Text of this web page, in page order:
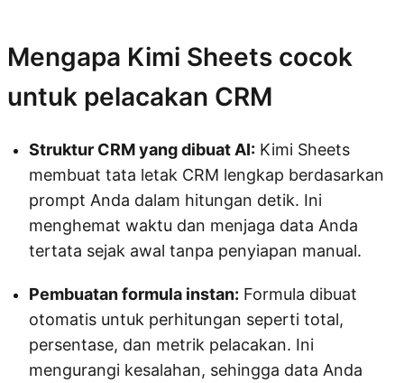
Mengapa Kimi Sheets cocok
untuk pelacakan CRM
Struktur CRM yang dibuat AI: Kimi Sheets
membuat tata letak CRM lengkap berdasarkan
prompt Anda dalam hitungan detik. Ini
menghemat waktu dan menjaga data Anda
tertata sejak awal tanpa penyiapan manual.
Pembuatan formula instan: Formula dibuat
otomatis untuk perhitungan seperti total,
persentase, dan metrik pelacakan. Ini
mengurangi kesalahan, sehingga data Anda